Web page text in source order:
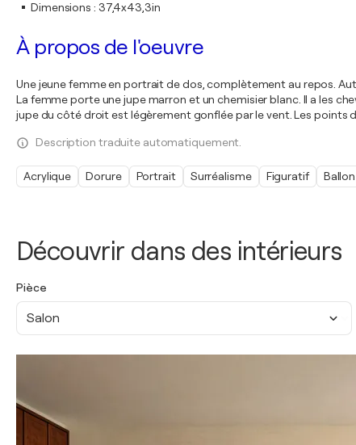
Découvrir dans des intérieurs
Pièce
Salon
Dimensions : 37,4x43,3in
À propos de l'oeuvre
Une jeune femme en portrait de dos, complètement au repos.
La femme porte une jupe marron et un chemisier blanc. Il a les
jupe du côté droit est légèrement gonflée par le vent. Les
Description traduite automatiquement.
Acrylique Dorure Portrait Surréalisme Figuratif Ballon